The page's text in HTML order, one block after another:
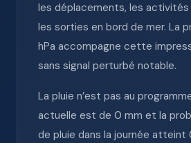
les déplacements, les
les sorties en bord de mer. La
hPa accompagne cette
sans signal perturbé notable.
La pluie n’est pas au
actuelle est de 0 mm et la
de pluie dans la journée atteint